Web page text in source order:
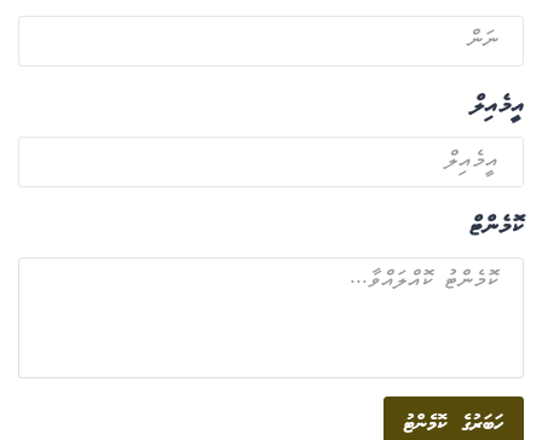
އީމެއިލް
ކޮމެންޓް
ހަބަރުގެ ކޮމެންޓު